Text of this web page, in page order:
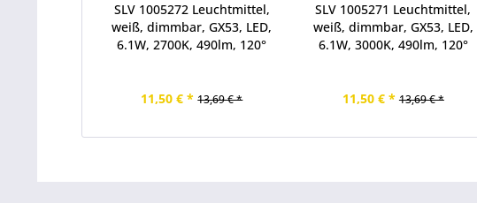
SLV 1005272 Leuchtmittel,
weiß, dimmbar, GX53, LED,
6.1W, 2700K, 490lm, 120°
11,50 € * 13,69 € *
SLV 1005271 Leuchtmittel,
weiß, dimmbar, GX53, LED,
6.1W, 3000K, 490lm, 120°
11,50 € * 13,69 € *